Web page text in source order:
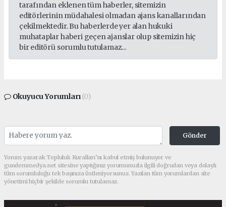
tarafından eklenen tüm haberler, sitemizin
editörlerinin müdahalesi olmadan ajans kanallarından
çekilmektedir. Bu haberlerde yer alan hukuki
muhataplar haberi geçen ajanslar olup sitemizin hiç
bir editörü sorumlu tutulamaz...
Okuyucu Yorumları(0)
Gönder
Yorum yazarak Topluluk Kuralları’nı kabul etmiş bulunuyor ve
gundemmedya.net sitesine yaptığınız yorumunuzla ilgili doğrudan veya dolaylı
tüm sorumluluğu tek başınıza üstleniyorsunuz. Yazılan tüm yorumlardan site
yönetimi hiçbir şekilde sorumlu tutulamaz.